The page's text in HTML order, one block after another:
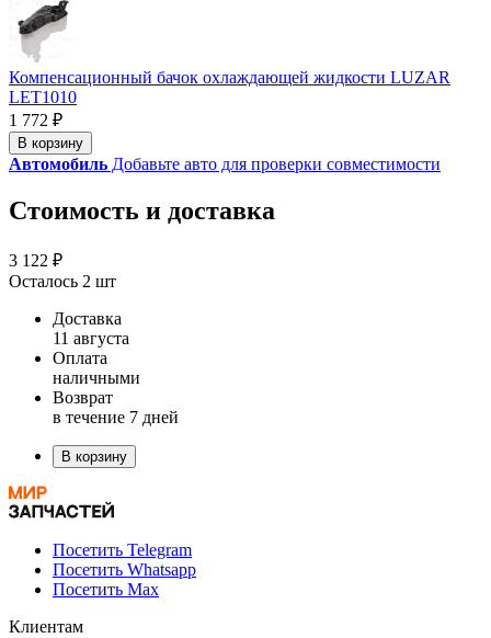
Компенсационный бачок охлаждающей жидкости LUZAR
LET1010
1 772 ₽
В корзину
Автомобиль Добавьте авто для проверки совместимости
Стоимость и доставка
3 122 ₽
Осталось 2 шт
Доставка
11 августа
Оплата
наличными
Возврат
в течение 7 дней
В корзину
Посетить Telegram
Посетить Whatsapp
Посетить Max
Клиентам